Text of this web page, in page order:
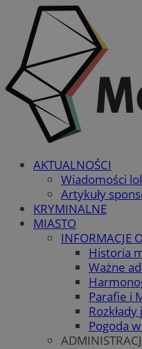
AKTUALNOŚCI
Wiadomości
Artykuły
KRYMINALNE
MIASTO
INFORMACJE
Historia
Ważne
Parafie i
Pogoda